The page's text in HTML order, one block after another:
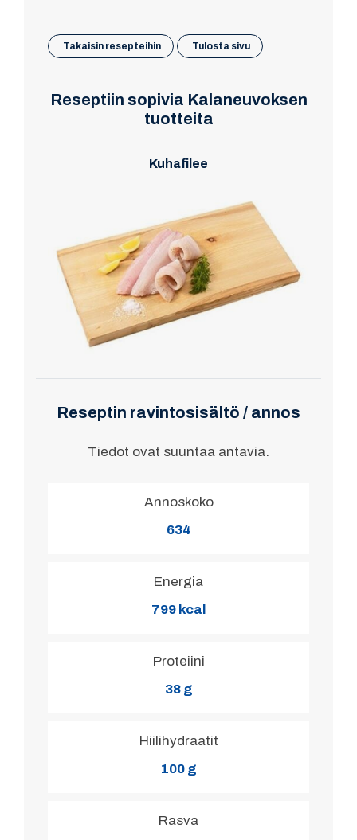
Takaisin resepteihin Tulosta sivu
Reseptiin sopivia Kalaneuvoksen
tuotteita
Kuhafilee
Reseptin ravintosisältö / annos
Tiedot ovat suuntaa antavia.
Annoskoko
634
Energia
799 kcal
Proteiini
38 g
Hiilihydraatit
100 g
Rasva